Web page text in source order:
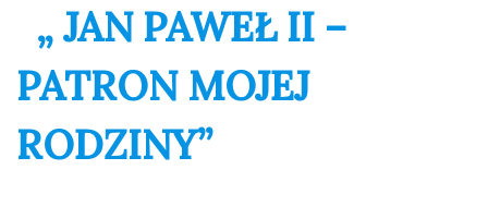
„ JAN PAWEŁ II –
PATRON MOJEJ
RODZINY”